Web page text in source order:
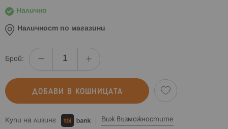
Налично
Наличност по магазини
Брой:
ДОБАВИ В КОШНИЦАТА
Купи на лизинг Виж възможностите